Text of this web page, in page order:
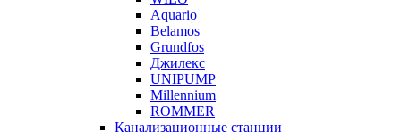
Aquario
Belamos
Grundfos
Джилекс
UNIPUMP
Millennium
ROMMER
Канализационные станции